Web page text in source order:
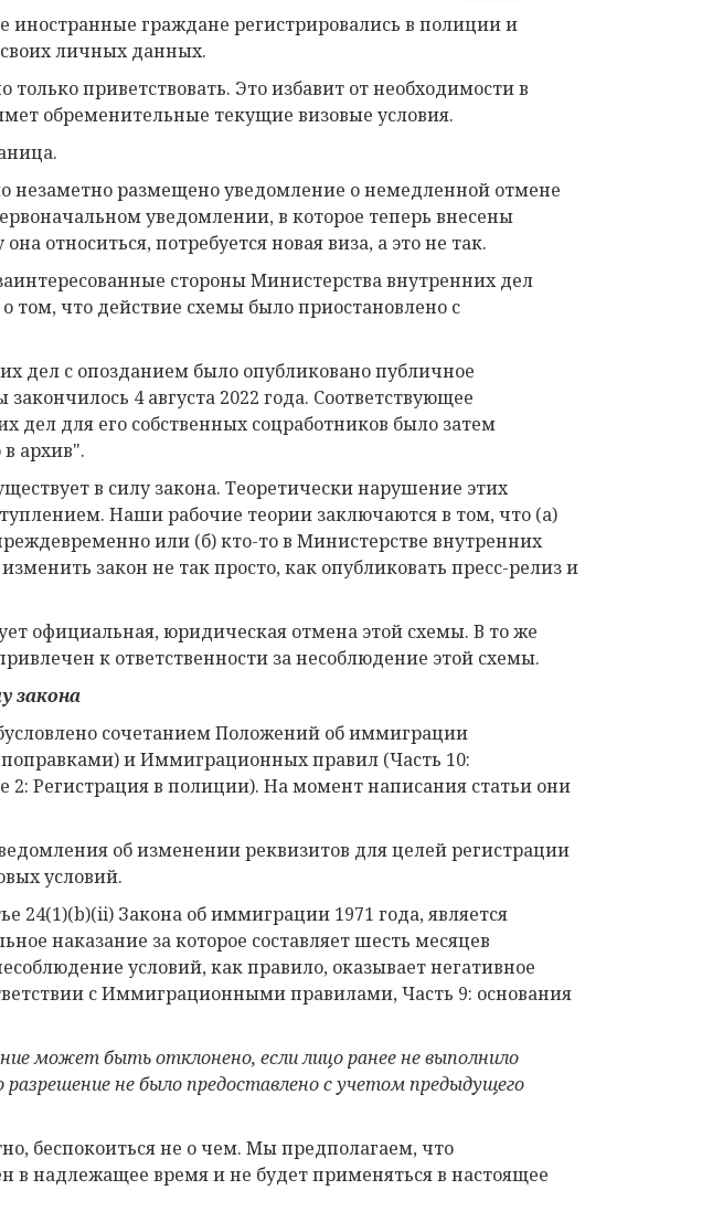
иностранные граждане регистрировались в полиции и
личных данных.
приветствовать. Это избавит от необходимости в
обременительные текущие визовые условия.
незаметно размещено уведомление о немедленной отмене
уведомлении, в которое теперь внесены
относиться, потребуется новая виза, а это не так.
стороны Министерства внутренних дел
том, что действие схемы было приостановлено с
дел с опозданием было опубликовано публичное
4 августа 2022 года. Соответствующее
дел для его собственных соцработников было затем
архив".
в силу закона. Теоретически нарушение этих
Наши рабочие теории заключаются в том, что (а)
или (б) кто-то в Министерстве внутренних
закон не так просто, как опубликовать пресс-релиз и
официальная, юридическая отмена этой схемы. В то же
к ответственности за несоблюдение этой схемы.
закона
сочетанием Положений об иммиграции
и Иммиграционных правил (Часть 10:
Регистрация в полиции). На момент написания статьи они
об изменении реквизитов для целей регистрации
условий.
24(1)(b)(ii) Закона об иммиграции 1971 года, является
наказание за которое составляет шесть месяцев
условий, как правило, оказывает негативное
с Иммиграционными правилами, Часть 9: основания
может быть отклонено, если лицо ранее не выполнило
разрешение не было предоставлено с учетом предыдущего
беспокоиться не о чем. Мы предполагаем, что
в надлежащее время и не будет применяться в настоящее